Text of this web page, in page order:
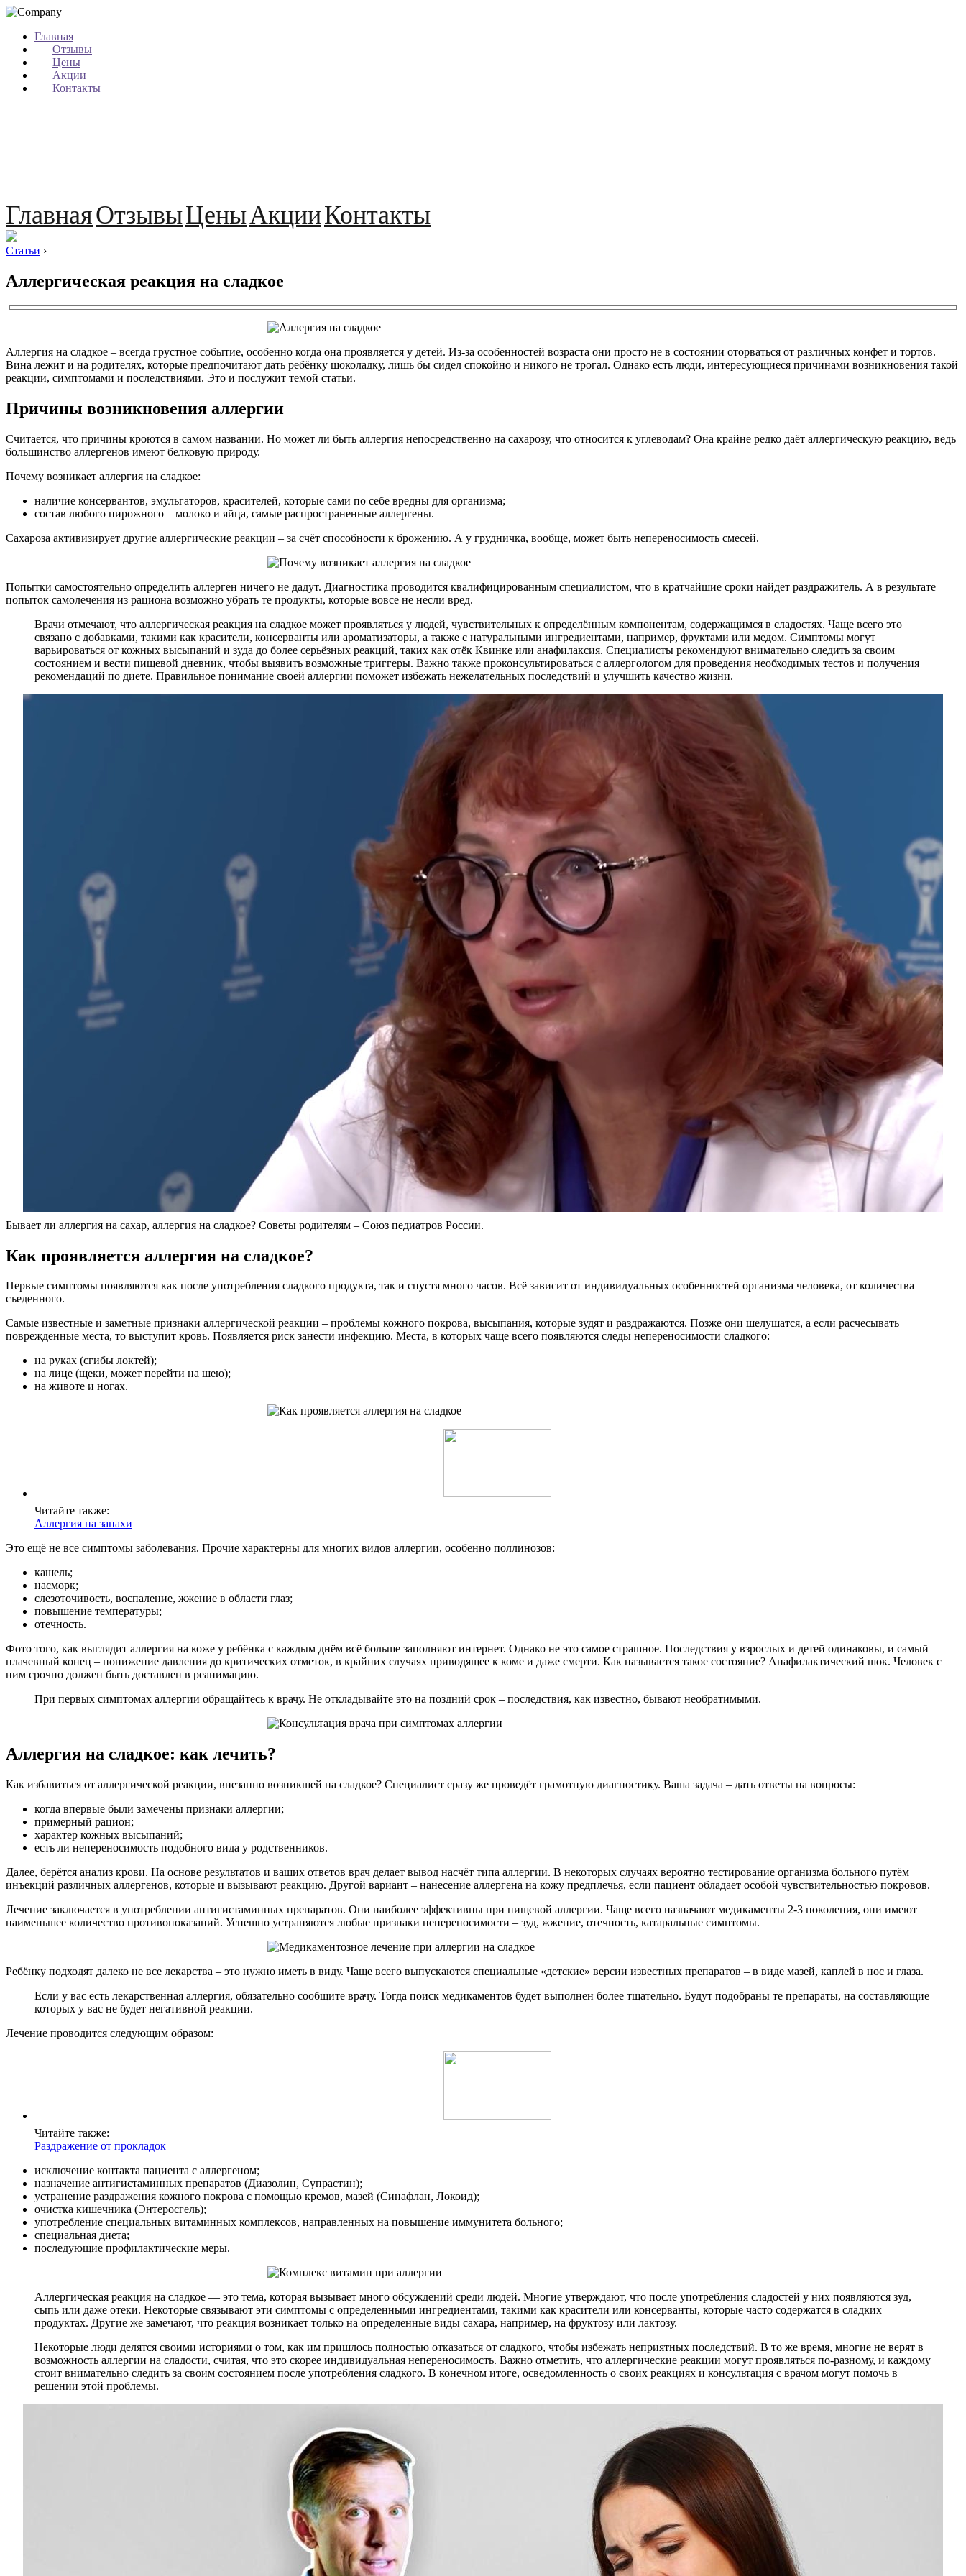
Главная
Отзывы
Цены
Акции
Контакты
ГлавнаяОтзывыЦеныАкцииКонтакты
Статьи ›
Аллергическая реакция на сладкое
Аллергия на сладкое – всегда грустное событие, особенно когда она проявляется у детей. Из-за особенностей возраста они просто не в состоянии оторваться от различных конфет и тортов.
Вина лежит и на родителях, которые предпочитают дать ребёнку шоколадку, лишь бы сидел спокойно и никого не трогал. Однако есть люди, интересующиеся причинами возникновения такой
реакции, симптомами и последствиями. Это и послужит темой статьи.
Причины возникновения аллергии
Считается, что причины кроются в самом названии. Но может ли быть аллергия непосредственно на сахарозу, что относится к углеводам? Она крайне редко даёт аллергическую реакцию, ведь
большинство аллергенов имеют белковую природу.
Почему возникает аллергия на сладкое:
наличие консервантов, эмульгаторов, красителей, которые сами по себе вредны для организма;
состав любого пирожного – молоко и яйца, самые распространенные аллергены.
Сахароза активизирует другие аллергические реакции – за счёт способности к брожению. А у грудничка, вообще, может быть непереносимость смесей.
Попытки самостоятельно определить аллерген ничего не дадут. Диагностика проводится квалифицированным специалистом, что в кратчайшие сроки найдет раздражитель. А в результате
попыток самолечения из рациона возможно убрать те продукты, которые вовсе не несли вред.
Врачи отмечают, что аллергическая реакция на сладкое может проявляться у людей, чувствительных к определённым компонентам, содержащимся в сладостях. Чаще всего это
связано с добавками, такими как красители, консерванты или ароматизаторы, а также с натуральными ингредиентами, например, фруктами или медом. Симптомы могут
варьироваться от кожных высыпаний и зуда до более серьёзных реакций, таких как отёк Квинке или анафилаксия. Специалисты рекомендуют внимательно следить за своим
состоянием и вести пищевой дневник, чтобы выявить возможные триггеры. Важно также проконсультироваться с аллергологом для проведения необходимых тестов и получения
рекомендаций по диете. Правильное понимание своей аллергии поможет избежать нежелательных последствий и улучшить качество жизни.
Бывает ли аллергия на сахар, аллергия на сладкое? Советы родителям – Союз педиатров России.
Как проявляется аллергия на сладкое?
Первые симптомы появляются как после употребления сладкого продукта, так и спустя много часов. Всё зависит от индивидуальных особенностей организма человека, от количества
съеденного.
Самые известные и заметные признаки аллергической реакции – проблемы кожного покрова, высыпания, которые зудят и раздражаются. Позже они шелушатся, а если расчесывать
поврежденные места, то выступит кровь. Появляется риск занести инфекцию. Места, в которых чаще всего появляются следы непереносимости сладкого:
на руках (сгибы локтей);
на лице (щеки, может перейти на шею);
на животе и ногах.
Читайте также:
Аллергия на запахи
Это ещё не все симптомы заболевания. Прочие характерны для многих видов аллергии, особенно поллинозов:
кашель;
насморк;
слезоточивость, воспаление, жжение в области глаз;
повышение температуры;
отечность.
Фото того, как выглядит аллергия на коже у ребёнка с каждым днём всё больше заполняют интернет. Однако не это самое страшное. Последствия у взрослых и детей одинаковы, и самый
плачевный конец – понижение давления до критических отметок, в крайних случаях приводящее к коме и даже смерти. Как называется такое состояние? Анафилактический шок. Человек с
ним срочно должен быть доставлен в реанимацию.
При первых симптомах аллергии обращайтесь к врачу. Не откладывайте это на поздний срок – последствия, как известно, бывают необратимыми.
Аллергия на сладкое: как лечить?
Как избавиться от аллергической реакции, внезапно возникшей на сладкое? Специалист сразу же проведёт грамотную диагностику. Ваша задача – дать ответы на вопросы:
когда впервые были замечены признаки аллергии;
примерный рацион;
характер кожных высыпаний;
есть ли непереносимость подобного вида у родственников.
Далее, берётся анализ крови. На основе результатов и ваших ответов врач делает вывод насчёт типа аллергии. В некоторых случаях вероятно тестирование организма больного путём
инъекций различных аллергенов, которые и вызывают реакцию. Другой вариант – нанесение аллергена на кожу предплечья, если пациент обладает особой чувствительностью покровов.
Лечение заключается в употреблении антигистаминных препаратов. Они наиболее эффективны при пищевой аллергии. Чаще всего назначают медикаменты 2-3 поколения, они имеют
наименьшее количество противопоказаний. Успешно устраняются любые признаки непереносимости – зуд, жжение, отечность, катаральные симптомы.
Ребёнку подходят далеко не все лекарства – это нужно иметь в виду. Чаще всего выпускаются специальные «детские» версии известных препаратов – в виде мазей, каплей в нос и глаза.
Если у вас есть лекарственная аллергия, обязательно сообщите врачу. Тогда поиск медикаментов будет выполнен более тщательно. Будут подобраны те препараты, на составляющие
которых у вас не будет негативной реакции.
Лечение проводится следующим образом:
Читайте также:
Раздражение от прокладок
исключение контакта пациента с аллергеном;
назначение антигистаминных препаратов (Диазолин, Супрастин);
устранение раздражения кожного покрова с помощью кремов, мазей (Синафлан, Локоид);
очистка кишечника (Энтеросгель);
употребление специальных витаминных комплексов, направленных на повышение иммунитета больного;
специальная диета;
последующие профилактические меры.
Аллергическая реакция на сладкое — это тема, которая вызывает много обсуждений среди людей. Многие утверждают, что после употребления сладостей у них появляются зуд,
сыпь или даже отеки. Некоторые связывают эти симптомы с определенными ингредиентами, такими как красители или консерванты, которые часто содержатся в сладких
продуктах. Другие же замечают, что реакция возникает только на определенные виды сахара, например, на фруктозу или лактозу.
Некоторые люди делятся своими историями о том, как им пришлось полностью отказаться от сладкого, чтобы избежать неприятных последствий. В то же время, многие не верят в
возможность аллергии на сладости, считая, что это скорее индивидуальная непереносимость. Важно отметить, что аллергические реакции могут проявляться по-разному, и каждому
стоит внимательно следить за своим состоянием после употребления сладкого. В конечном итоге, осведомленность о своих реакциях и консультация с врачом могут помочь в
решении этой проблемы.